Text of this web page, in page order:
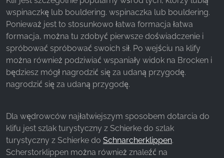
wspinaczkę lub bouldering. wspinaczka lub bouldering.
Ponieważ jest to stosunkowo łatwa formacja łatwa
formacja, można tu zdobyć pierwsze doświadczenie i
spróbować spróbować swoich sił. Po wejściu na klify
można również podziwiać wspaniały widok na Brocken i
będziesz mógł nagrodzić się za udaną przygodę.
nagrodzić się za udaną przygodę.
Dla wędrowców najłatwiejszym sposobem dotarcia do
klifu jest szlak turystyczny z Schierke do szlak
turystyczny z Schierke do Schnarcherklippen.
Scherstorklippen można również znaleźć na